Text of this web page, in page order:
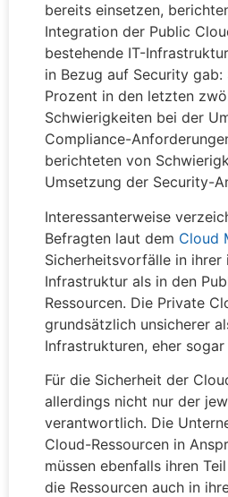
bereits einsetzen,
Integration der Public
bestehende IT-
in Bezug auf Security
Prozent in den letzten
Schwierigkeiten bei der
Compliance-
berichteten von
Umsetzung der Security-
Interessanterweise
Befragten laut dem Cloud
Sicherheitsvorfälle in ihrer
Infrastruktur als in den
Ressourcen. Die Private
grundsätzlich unsicherer
Infrastrukturen, eher sogar
Für die Sicherheit der
allerdings nicht nur der
verantwortlich. Die
Cloud-Ressourcen in
müssen ebenfalls ihren
die Ressourcen auch in